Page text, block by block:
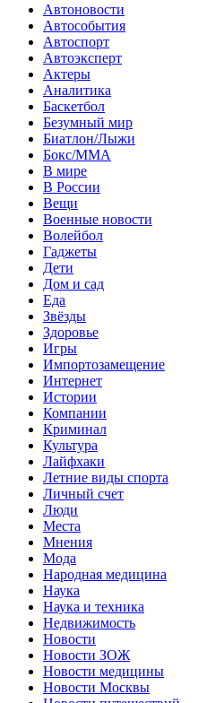
Автоновости
Автособытия
Автоспорт
Автоэксперт
Актеры
Аналитика
Баскетбол
Безумный мир
Биатлон/Лыжи
Бокс/MMA
В мире
В России
Вещи
Военные новости
Волейбол
Гаджеты
Дети
Дом и сад
Еда
Звёзды
Здоровье
Игры
Импортозамещение
Интернет
Истории
Компании
Криминал
Культура
Лайфхаки
Летние виды спорта
Личный счет
Люди
Места
Мнения
Мода
Народная медицина
Наука
Наука и техника
Недвижимость
Новости
Новости ЗОЖ
Новости медицины
Новости Москвы